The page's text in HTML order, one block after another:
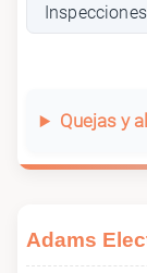
Quejas y
Adams